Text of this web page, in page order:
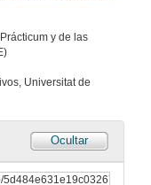
y de las
Universitat de
Ocultar